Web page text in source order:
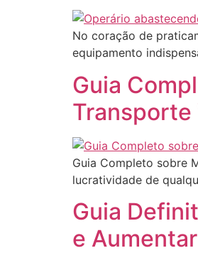
No coração de
equipamento
Guia
Transporte
Guia Completo sobre
lucratividade de
Guia
e